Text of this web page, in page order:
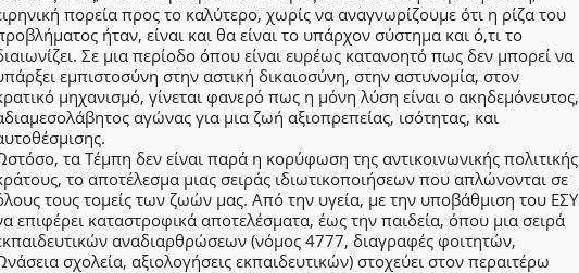
πορεία προς το καλύτερο, χωρίς να αναγνωρίζουμε ότι η ρίζα του
ήταν, είναι και θα είναι το υπάρχον σύστημα και ό,τι το
Σε μια περίοδο όπου είναι ευρέως κατανοητό πως δεν μπορεί να
εμπιστοσύνη στην αστική δικαιοσύνη, στην αστυνομία, στον
μηχανισμό, γίνεται φανερό πως η μόνη λύση είναι ο ακηδεμόνευτος,
αγώνας για μια ζωή αξιοπρεπείας, ισότητας, και
τα Τέμπη δεν είναι παρά η κορύφωση της αντικοινωνικής πολιτικής
το αποτέλεσμα μιας σειράς ιδιωτικοποιήσεων που απλώνονται σε
τους τομείς των ζωών μας. Από την υγεία, με την υποβάθμιση του ΕΣΥ
επιφέρει καταστροφικά αποτελέσματα, έως την παιδεία, όπου μια σειρά
αναδιαρθρώσεων (νόμος 4777, διαγραφές φοιτητών,
σχολεία, αξιολογήσεις εκπαιδευτικών) στοχεύει στον περαιτέρω